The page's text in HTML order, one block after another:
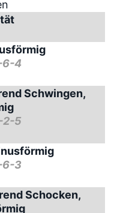
6-4
Schwingen,
2-5
6-3
Schocken,